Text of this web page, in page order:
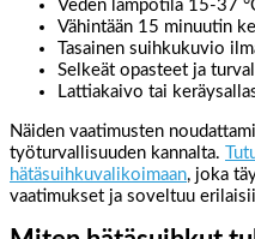
Veden lämpötila 15-37
Vähintään 15 minuutin
Tasainen suihkukuvio
Selkeät opasteet ja
Lattiakaivo tai
Näiden vaatimusten
työturvallisuuden kannalta.
hätäsuihkuvalikoimaan, joka
vaatimukset ja soveltuu